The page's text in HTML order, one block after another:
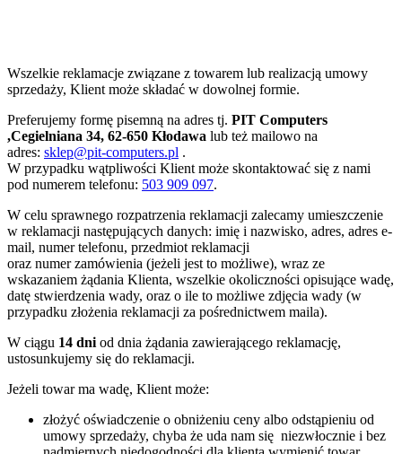
Wszelkie reklamacje związane z towarem lub realizacją umowy
sprzedaży, Klient może składać w dowolnej formie.
Preferujemy formę pisemną na adres tj. PIT Computers
,Cegielniana 34, 62-650 Kłodawa lub też mailowo na
adres: sklep@pit-computers.pl .
W przypadku wątpliwości Klient może skontaktować się z nami
pod numerem telefonu: 503 909 097.
W celu sprawnego rozpatrzenia reklamacji zalecamy umieszczenie
w reklamacji następujących danych: imię i nazwisko, adres, adres e-
mail, numer telefonu, przedmiot reklamacji
oraz numer zamówienia (jeżeli jest to możliwe), wraz ze
wskazaniem żądania Klienta, wszelkie okoliczności opisujące wadę,
datę stwierdzenia wady, oraz o ile to możliwe zdjęcia wady (w
przypadku złożenia reklamacji za pośrednictwem maila).
W ciągu 14 dni od dnia żądania zawierającego reklamację,
ustosunkujemy się do reklamacji.
Jeżeli towar ma wadę, Klient może:
złożyć oświadczenie o obniżeniu ceny albo odstąpieniu od
umowy sprzedaży, chyba że uda nam się niezwłocznie i bez